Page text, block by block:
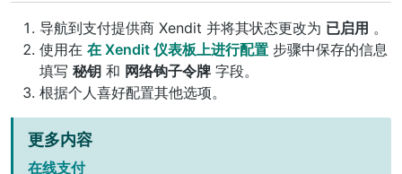
导航到支付提供商 Xendit 并将其状态更改为 已启用 。
使用在 在 Xendit 仪表板上进行配置 步骤中保存的信息
填写 秘钥 和 网络钩子令牌 字段。
根据个人喜好配置其他选项。
更多内容
在线支付